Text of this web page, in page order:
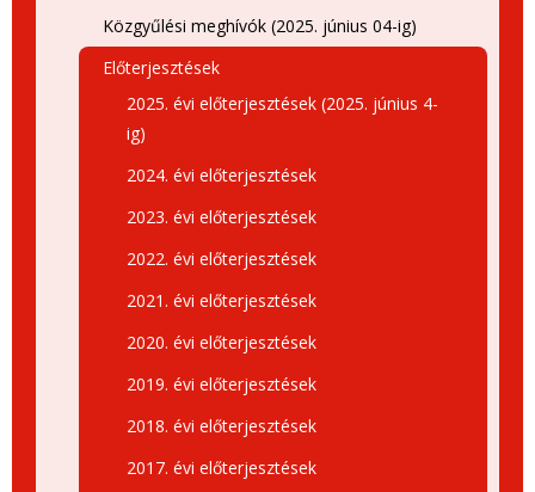
Közgyűlési meghívók (2025. június 04-ig)
Előterjesztések
2025. évi előterjesztések (2025. június 4-
ig)
2024. évi előterjesztések
2023. évi előterjesztések
2022. évi előterjesztések
2021. évi előterjesztések
2020. évi előterjesztések
2019. évi előterjesztések
2018. évi előterjesztések
2017. évi előterjesztések